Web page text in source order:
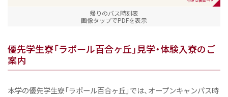
帰りのバス時刻表
画像タップでPDFを表示
優先学生寮「ラポール百合ヶ丘」見学・体験入寮のご
案内
本学の優先学生寮「ラポール百合ヶ丘」では、オープンキャンパス時